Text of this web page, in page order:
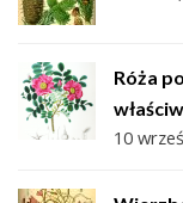
Róża
10